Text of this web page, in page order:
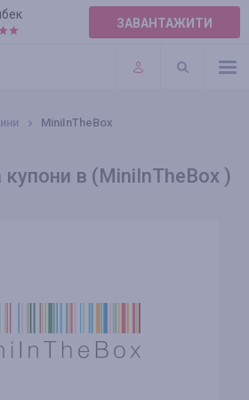
ЗАВАНТАЖИТИ
MiniInTheBox
в (MiniInTheBox )